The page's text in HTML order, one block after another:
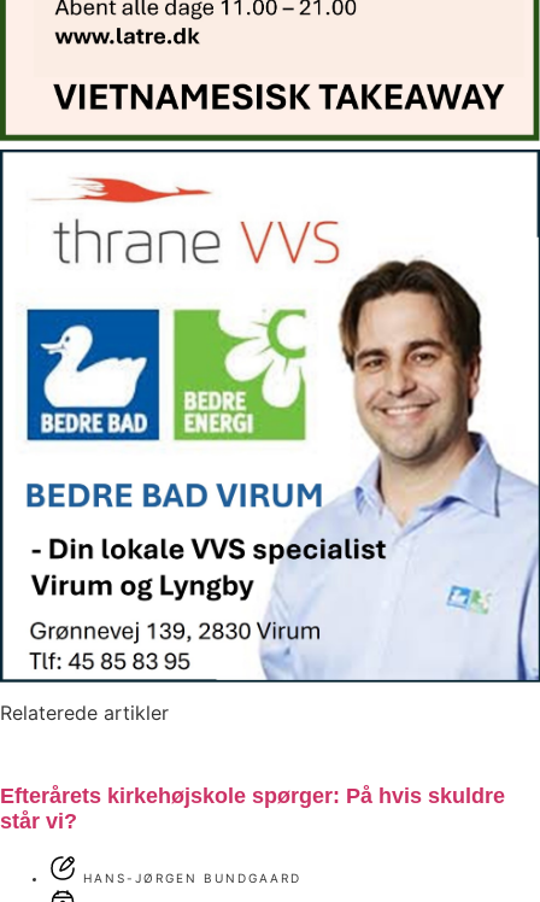
Relaterede artikler
Efterårets kirkehøjskole spørger: På hvis skuldre
står vi?
HANS-JØRGEN BUNDGAARD